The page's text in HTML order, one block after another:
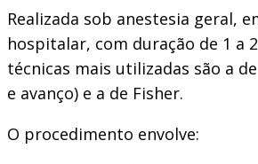
Realizada sob anestesia geral,
hospitalar, com duração de 1 a
técnicas mais utilizadas são a
e avanço) e a de Fisher.
O procedimento envolve: